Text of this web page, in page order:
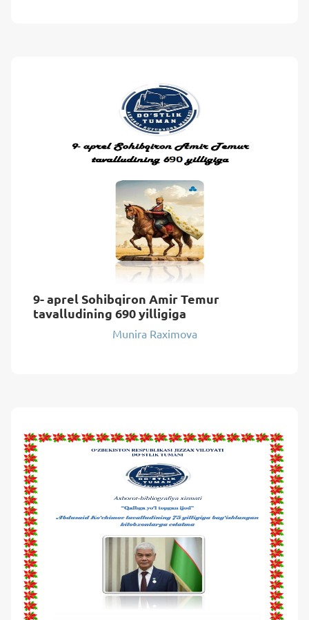
9- aprel Sohibqiron Amir Temur
tavalludining 690 yilligiga
Munira Raximova